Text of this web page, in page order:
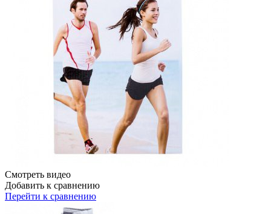
Смотреть видео
Добавить к сравнению
Перейти к сравнению